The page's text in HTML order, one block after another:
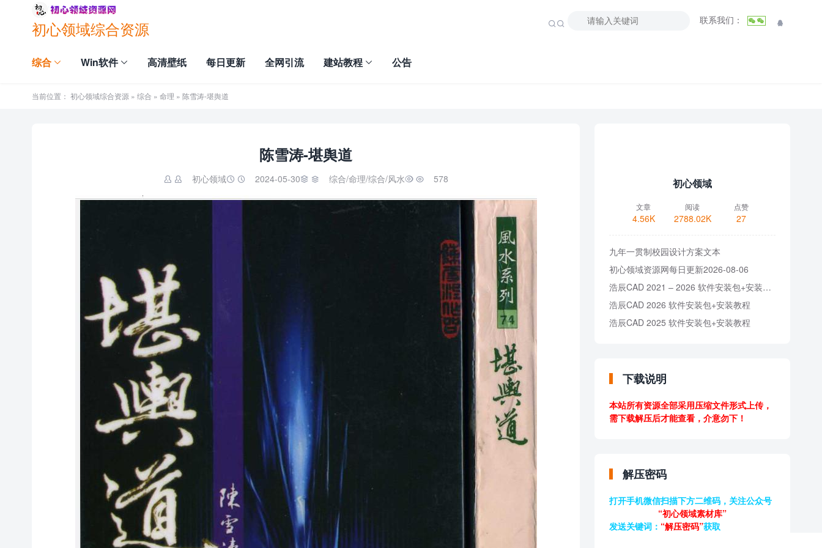
初心领域综合资源 联系我们：  

综合 Win软件 高清壁纸 每日更新 全网引流 建站教程 公告
当前位置： 初心领域综合资源 » 综合 » 命理 » 陈雪涛-堪舆道
陈雪涛-堪舆道
 初心领域  2024-05-30  综合/命理/综合/风水  578 初心领域
文章
4.56K
阅读
2788.02K
点赞
27
九年一贯制校园设计方案文本
初心领域资源网每日更新2026-08-06
浩辰CAD 2021 – 2026 软件安装包+安装教程
浩辰CAD 2026 软件安装包+安装教程
浩辰CAD 2025 软件安装包+安装教程
下载说明
本站所有资源全部采用压缩文件形式上传，
需下载解压后才能查看，介意勿下！
解压密码
打开手机微信扫描下方二维码，关注公众号
“初心领域素材库”
发送关键词： “解压密码”获取